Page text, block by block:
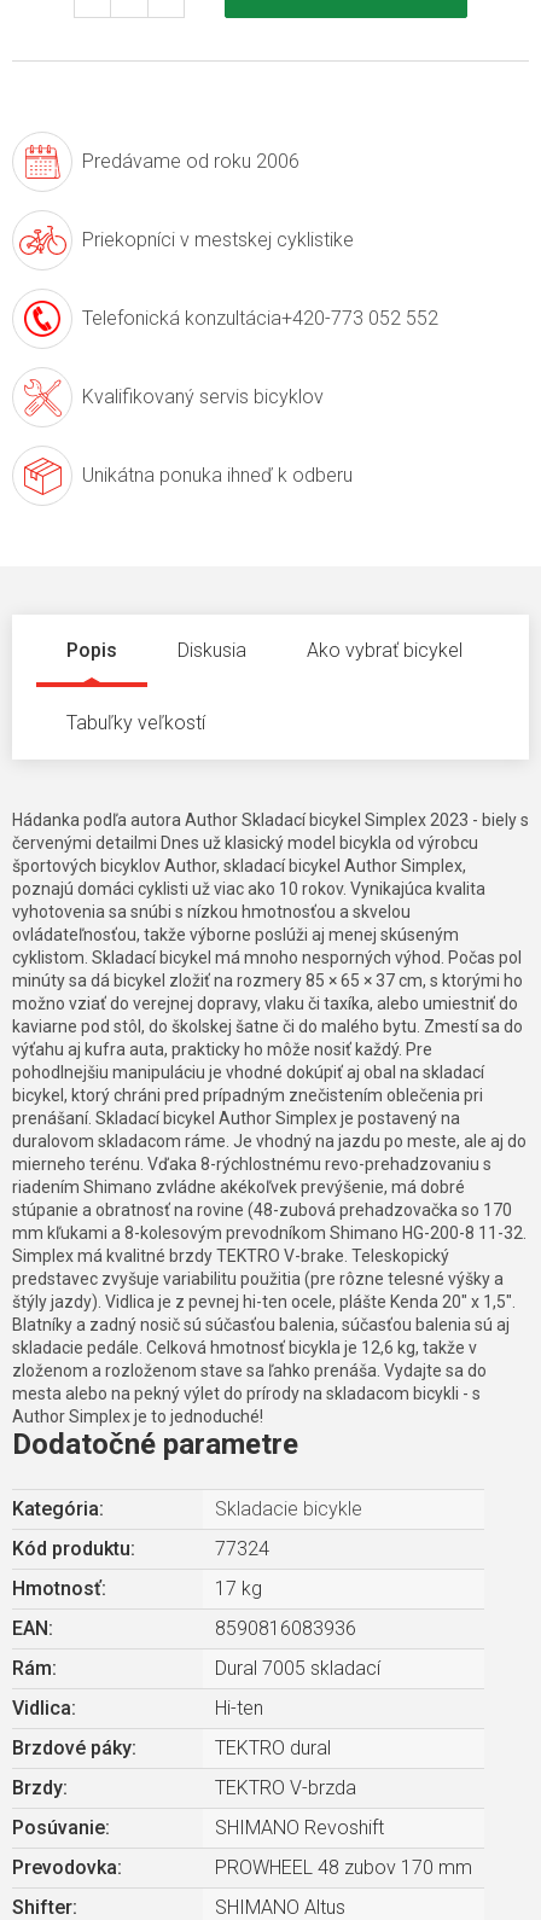
Predávame od roku 2006
Priekopníci v mestskej cyklistike
Telefonická konzultácia+420-773 052 552
Kvalifikovaný servis bicyklov
Unikátna ponuka ihneď k odberu
Popis Diskusia Ako vybrať bicykel
Tabuľky veľkostí
Hádanka podľa autora Author Skladací bicykel Simplex 2023 - biely s
červenými detailmi Dnes už klasický model bicykla od výrobcu
športových bicyklov Author, skladací bicykel Author Simplex,
poznajú domáci cyklisti už viac ako 10 rokov. Vynikajúca kvalita
vyhotovenia sa snúbi s nízkou hmotnosťou a skvelou
ovládateľnosťou, takže výborne poslúži aj menej skúseným
cyklistom. Skladací bicykel má mnoho nesporných výhod. Počas pol
minúty sa dá bicykel zložiť na rozmery 85 × 65 × 37 cm, s ktorými ho
možno vziať do verejnej dopravy, vlaku či taxíka, alebo umiestniť do
kaviarne pod stôl, do školskej šatne či do malého bytu. Zmestí sa do
výťahu aj kufra auta, prakticky ho môže nosiť každý. Pre
pohodlnejšiu manipuláciu je vhodné dokúpiť aj obal na skladací
bicykel, ktorý chráni pred prípadným znečistením oblečenia pri
prenášaní. Skladací bicykel Author Simplex je postavený na
duralovom skladacom ráme. Je vhodný na jazdu po meste, ale aj do
mierneho terénu. Vďaka 8-rýchlostnému revo-prehadzovaniu s
riadením Shimano zvládne akékoľvek prevýšenie, má dobré
stúpanie a obratnosť na rovine (48-zubová prehadzovačka so 170
mm kľukami a 8-kolesovým prevodníkom Shimano HG-200-8 11-32.
Simplex má kvalitné brzdy TEKTRO V-brake. Teleskopický
predstavec zvyšuje variabilitu použitia (pre rôzne telesné výšky a
štýly jazdy). Vidlica je z pevnej hi-ten ocele, plášte Kenda 20" x 1,5".
Blatníky a zadný nosič sú súčasťou balenia, súčasťou balenia sú aj
skladacie pedále. Celková hmotnosť bicykla je 12,6 kg, takže v
zloženom a rozloženom stave sa ľahko prenáša. Vydajte sa do
mesta alebo na pekný výlet do prírody na skladacom bicykli - s
Author Simplex je to jednoduché!
Dodatočné parametre
Kategória:
Skladacie bicykle
Kód produktu:
77324
Hmotnosť:
17 kg
EAN :
8590816083936
Rám:
Dural 7005 skladací
Vidlica:
Hi-ten
Brzdové páky:
TEKTRO dural
Brzdy:
TEKTRO V-brzda
Posúvanie:
SHIMANO Revoshift
Prevodovka:
PROWHEEL 48 zubov 170 mm
Shifter: SHIMANO Altus